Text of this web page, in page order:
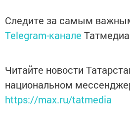
Следите за самым
Telegram-канале Татмедиа
Читайте новости
национальном
https://max.ru/tatmedia